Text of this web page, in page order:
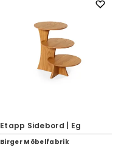
Etapp Sidebord | Eg
Birger Möbelfabrik